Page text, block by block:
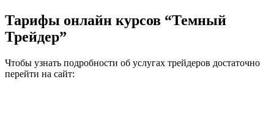
Тарифы онлайн курсов “Темный
Трейдер”
Чтобы узнать подробности об услугах трейдеров достаточно
перейти на сайт: